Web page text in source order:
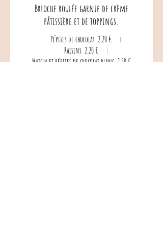
Brioche roulée garnie de crème
pâtissière et de toppings.
Pépites de chocolat 2,20 €
Raisins 2,20 €
Matcha et pépites de chocolat blanc 2,50 €